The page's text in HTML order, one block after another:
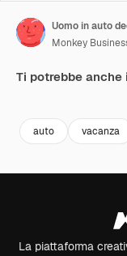
Monkey
Ti potrebbe anche
auto vacanza
La piattaforma